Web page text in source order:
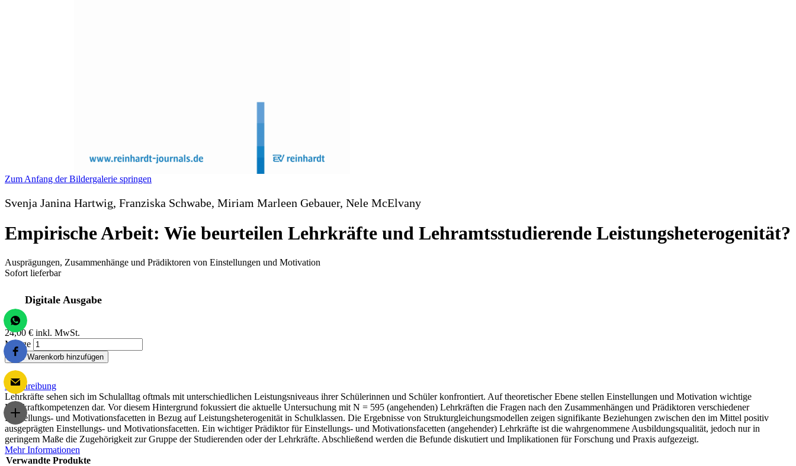
Zum Anfang der Bildergalerie springen
Svenja Janina Hartwig, Franziska Schwabe, Miriam Marleen Gebauer, Nele McElvany
Empirische Arbeit: Wie beurteilen Lehrkräfte und Lehramtsstudierende Leistungsheterogenität?
Ausprägungen, Zusammenhänge und Prädiktoren von Einstellungen und Motivation
Sofort lieferbar
Digitale Ausgabe
24,00 € inkl. MwSt.
Menge
Zum Warenkorb hinzufügen
Beschreibung
Lehrkräfte sehen sich im Schulalltag oftmals mit unterschiedlichen Leistungsniveaus ihrer Schülerinnen und Schüler konfrontiert. Auf theoretischer Ebene stellen Einstellungen und Motivation wichtige
Lehrkraftkompetenzen dar. Vor diesem Hintergrund fokussiert die aktuelle Untersuchung mit N = 595 (angehenden) Lehrkräften die Fragen nach den Zusammenhängen und Prädiktoren verschiedener
Einstellungs- und Motivationsfacetten in Bezug auf Leistungsheterogenität in Schulklassen. Die Ergebnisse von Strukturgleichungsmodellen zeigen signifikante Beziehungen zwischen den im Mittel positiv
ausgeprägten Einstellungs- und Motivationsfacetten. Ein wichtiger Prädiktor für Einstellungs- und Motivationsfacetten (angehender) Lehrkräfte ist die wahrgenommene Ausbildungsqualität, jedoch nur in
geringem Maße die Zugehörigkeit zur Gruppe der Studierenden oder der Lehrkräfte. Abschließend werden die Befunde diskutiert und Implikationen für Forschung und Praxis aufgezeigt.
Mehr Informationen
Verwandte Produkte